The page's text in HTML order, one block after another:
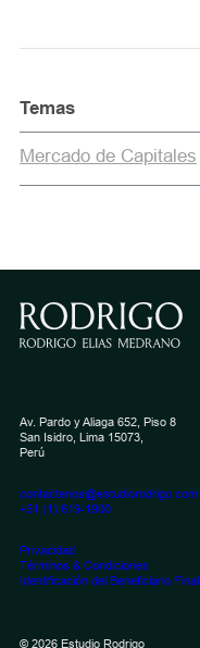
Temas
Mercado de Capitales
© 2026 Estudio Rodrigo
Av. Pardo y Aliaga 652, Piso 8
San Isidro, Lima 15073,
Perú
contactenos@estudiorodrigo.com
+51 (1) 619-1900
Privacidad
Términos & Condiciones
Identificación del Beneficiario Final